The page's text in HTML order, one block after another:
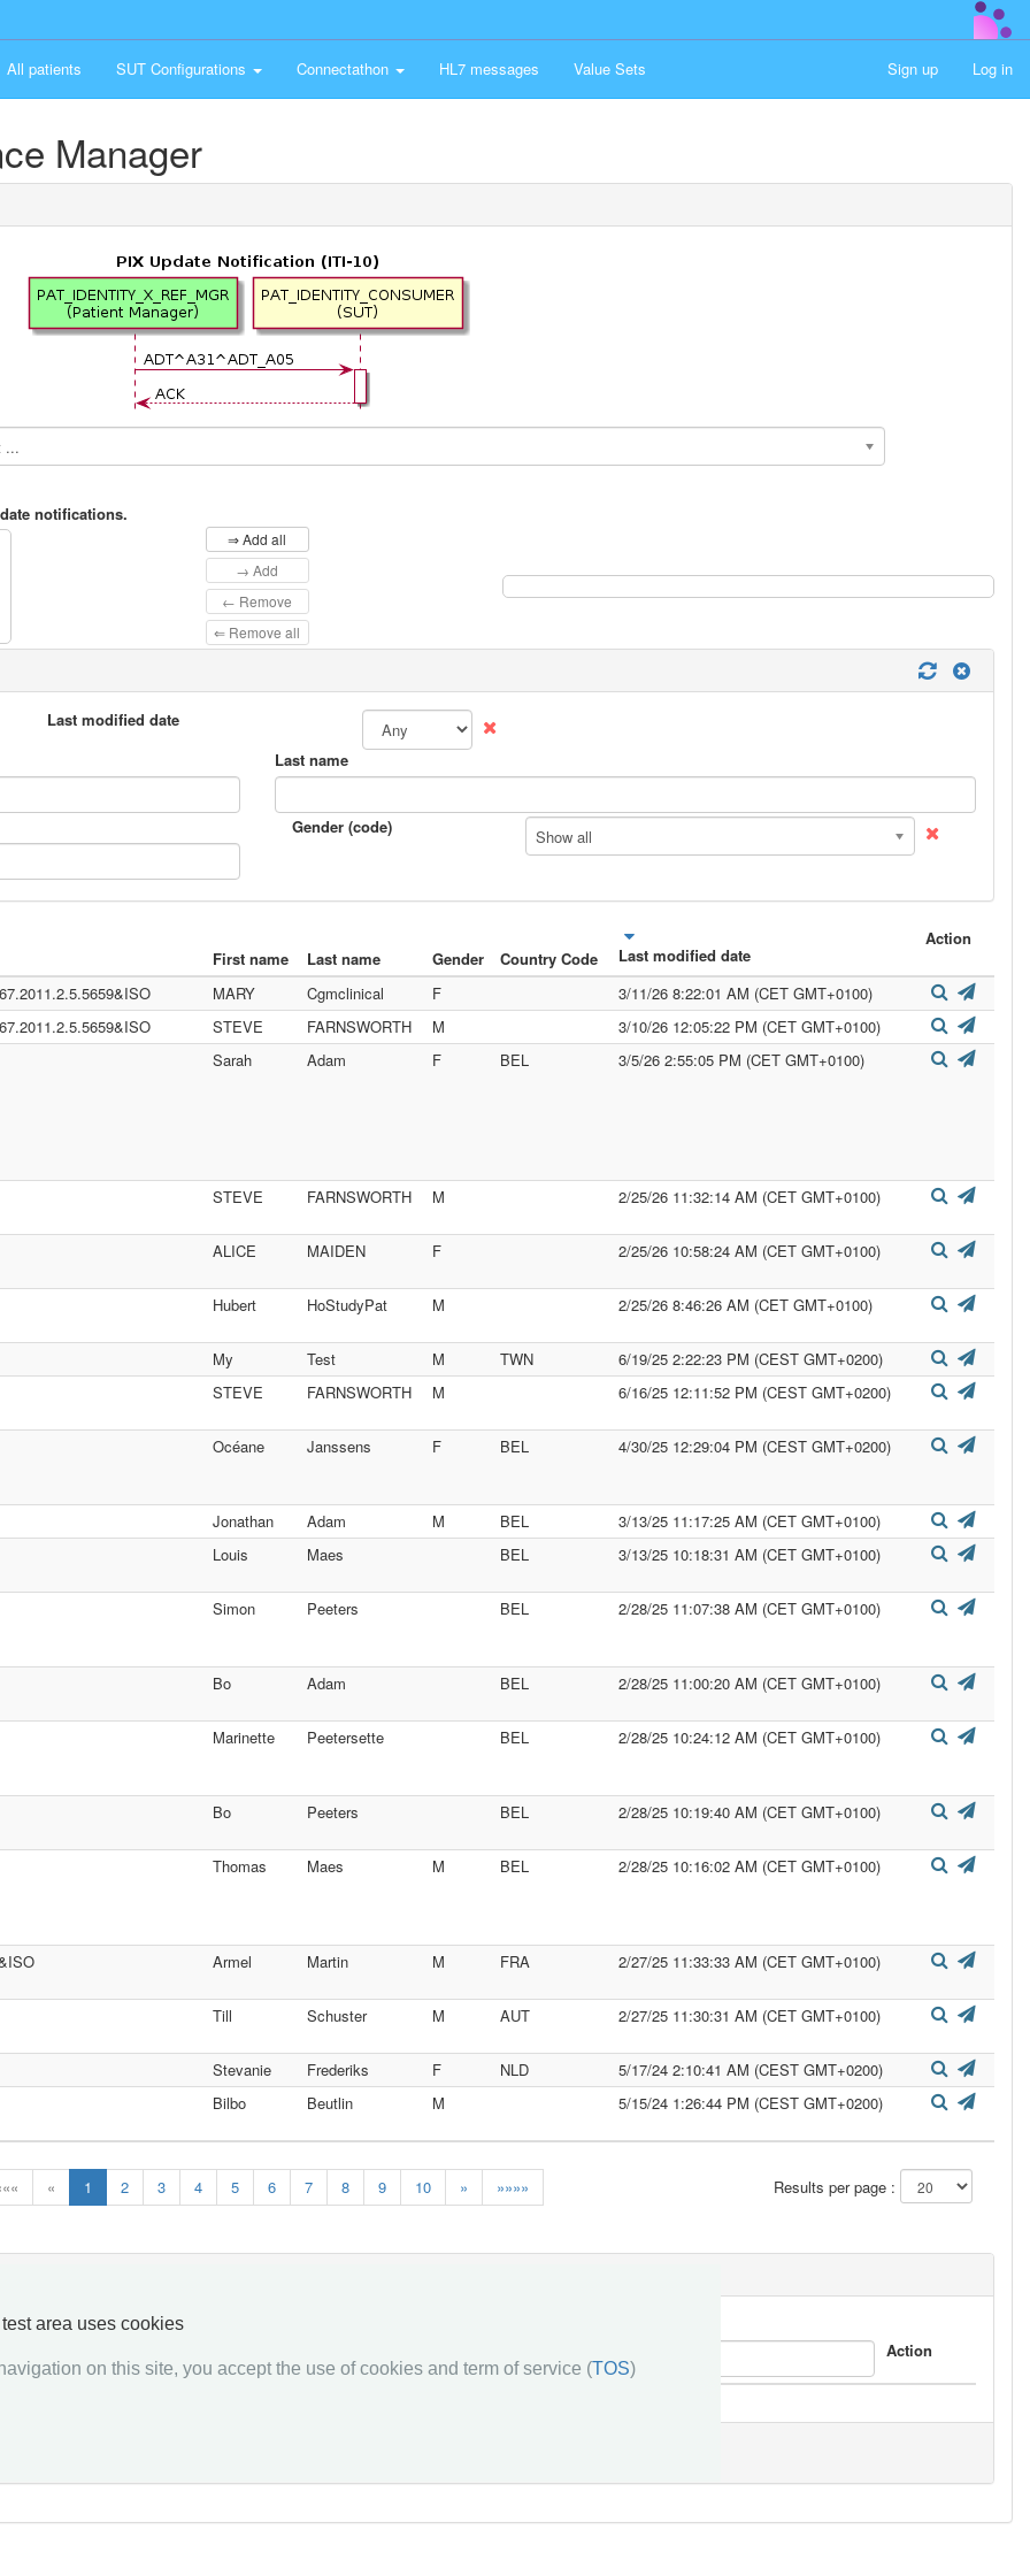
All patients SUT Configurations Connectathon HL7 messages Value Sets Sign up Log in
Manager
...
notifications.
⇒ Add all
→ Add
← Remove
⇐ Remove all
Last modified date
Last name
Gender (code) Show all
First name Last name Gender Country Code Last modified date
Action
« 1 2 3 4 5 6 7 8 9 10 » »»»» Results per page :
MARY Cgmclinical F
3/11/26 8:22:01 AM (CET GMT+0100)
STEVE FARNSWORTH M
3/10/26 12:05:22 PM (CET GMT+0100)
Sarah Adam F BEL 3/5/26 2:55:05 PM (CET GMT+0100)
STEVE FARNSWORTH M 2/25/26 11:32:14 AM (CET GMT+0100)
ALICE MAIDEN F 2/25/26 10:58:24 AM (CET GMT+0100)
Hubert HoStudyPat M 2/25/26 8:46:26 AM (CET GMT+0100)
My Test M TWN
6/19/25 2:22:23 PM (CEST GMT+0200)
STEVE FARNSWORTH M 6/16/25 12:11:52 PM (CEST GMT+0200)
Océane Janssens F BEL 4/30/25 12:29:04 PM (CEST GMT+0200)
Jonathan Adam M BEL
3/13/25 11:17:25 AM (CET GMT+0100)
Louis Maes BEL 3/13/25 10:18:31 AM (CET GMT+0100)
Simon Peeters BEL 2/28/25 11:07:38 AM (CET GMT+0100)
Bo Adam BEL 2/28/25 11:00:20 AM (CET GMT+0100)
Marinette Peetersette BEL 2/28/25 10:24:12 AM (CET GMT+0100)
Bo Peeters BEL 2/28/25 10:19:40 AM (CET GMT+0100)
Thomas Maes M BEL 2/28/25 10:16:02 AM (CET GMT+0100)
Armel Martin M FRA 2/27/25 11:33:33 AM (CET GMT+0100)
Till Schuster M AUT 2/27/25 11:30:31 AM (CET GMT+0100)
Stevanie Frederiks F NLD
5/17/24 2:10:41 AM (CEST GMT+0200)
Bilbo Beutlin M 5/15/24 1:26:44 PM (CEST GMT+0200)
Responder Request
Action
area uses cookies
on this site, you accept the use of cookies and term of service (TOS)